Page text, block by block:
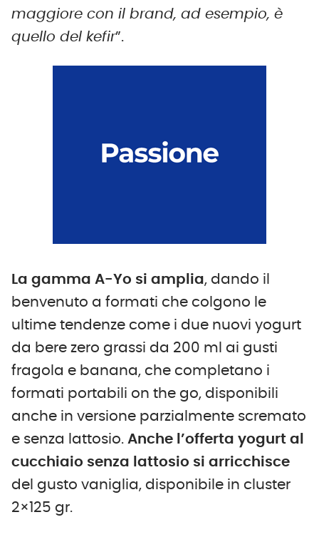
maggiore con il brand, ad esempio, è
quello del kefir”.
La gamma A-Yo si amplia, dando il
benvenuto a formati che colgono le
ultime tendenze come i due nuovi yogurt
da bere zero grassi da 200 ml ai gusti
fragola e banana, che completano i
formati portabili on the go, disponibili
anche in versione parzialmente scremato
e senza lattosio. Anche l’offerta yogurt al
cucchiaio senza lattosio si arricchisce
del gusto vaniglia, disponibile in cluster
2×125 gr.